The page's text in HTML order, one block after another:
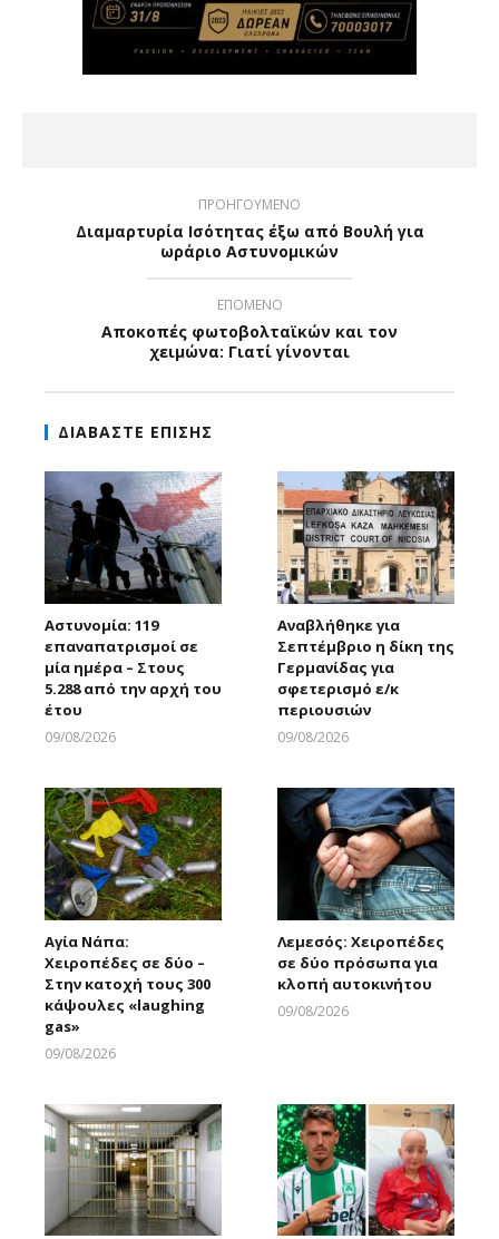
ΠΡΟΗΓΟΥΜΕΝΟ
Διαμαρτυρία Ισότητας έξω από Βουλή για
ωράριο Αστυνομικών
ΕΠΟΜΕΝΟ
Αποκοπές φωτοβολταϊκών και τον
χειμώνα: Γιατί γίνονται
ΔΙΑΒΑΣΤΕ ΕΠΙΣΗΣ
Αστυνομία: 119
επαναπατρισμοί σε
μία ημέρα – Στους
5.288 από την αρχή του
έτου
09/08/2026
Αναβλήθηκε για
Σεπτέμβριο η δίκη της
Γερμανίδας για
σφετερισμό ε/κ
περιουσιών
09/08/2026
Αγία Νάπα:
Χειροπέδες σε δύο –
Στην κατοχή τους 300
κάψουλες «laughing
gas»
09/08/2026
Λεμεσός: Χειροπέδες
σε δύο πρόσωπα για
κλοπή αυτοκινήτου
09/08/2026